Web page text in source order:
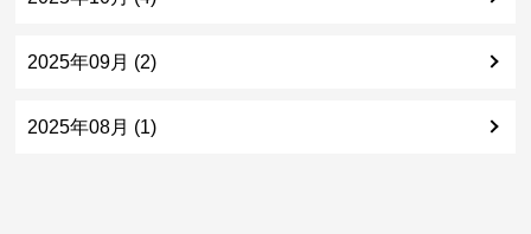
2025年09月 (2)
2025年08月 (1)